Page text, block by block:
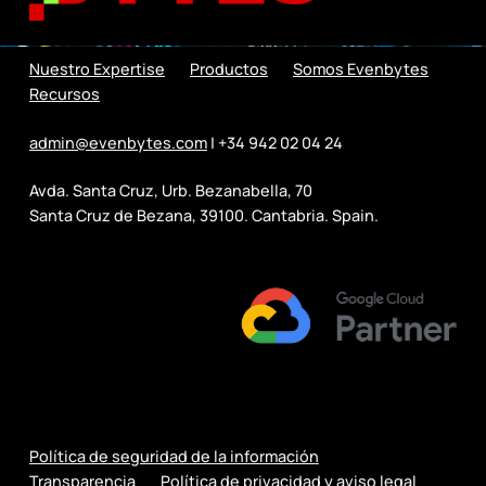
Nuestro Expertise Productos
Somos Evenbytes
Recursos
admin@evenbytes.com| +34 942 02 04 24
Avda. Santa Cruz, Urb. Bezanabella, 70
Santa Cruz de Bezana, 39100. Cantabria. Spain.
Política de seguridad de la información
Transparencia
Política de privacidad y aviso legal